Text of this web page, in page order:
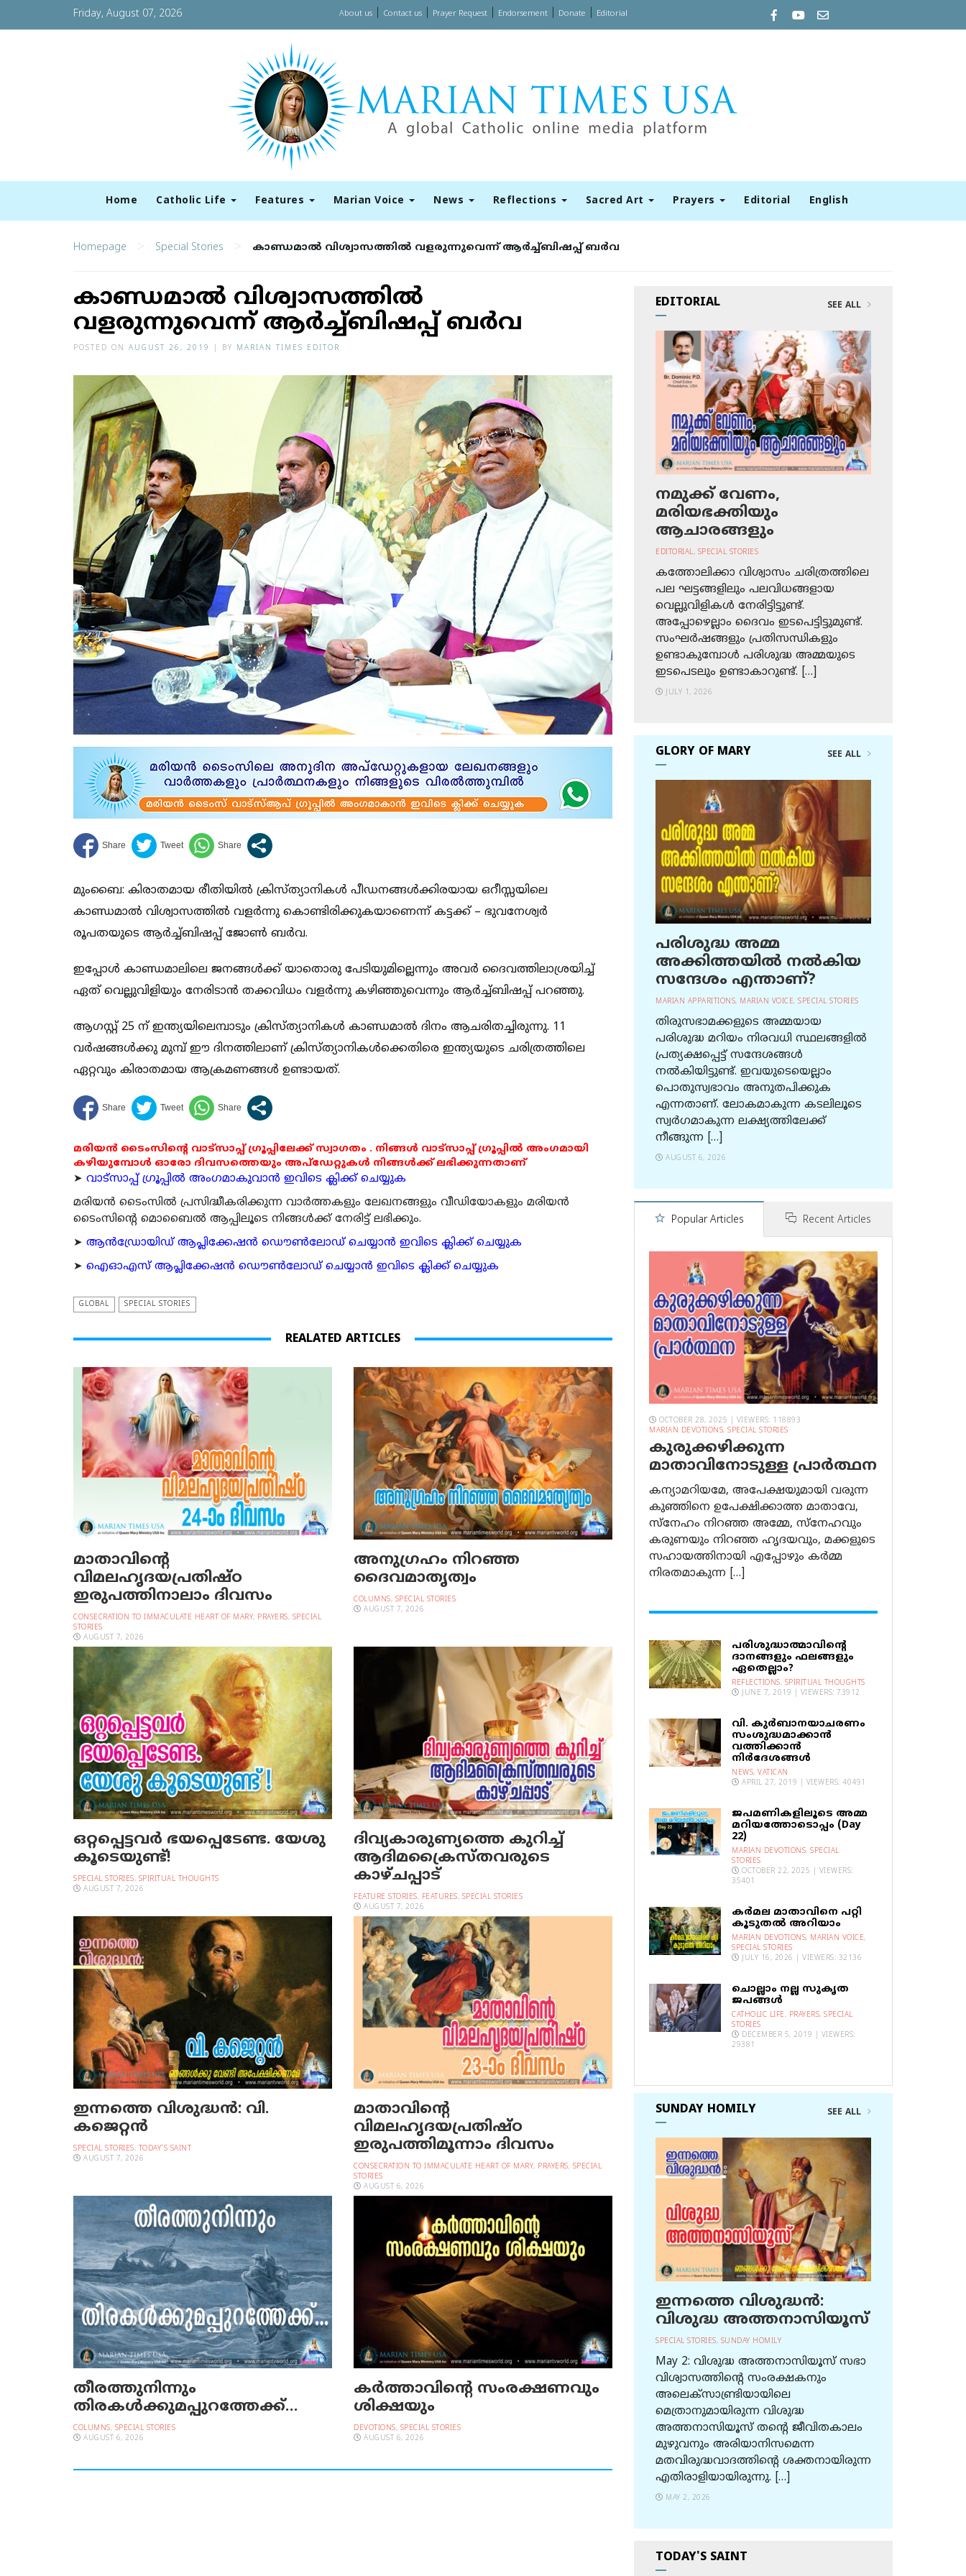
Friday, August 07, 2026 About us| Contact us| Prayer Request| Endorsement| Donate Editorial
Home Catholic Life Features Marian Voice News Reflections Sacred Art Prayers Editorial English
Homepage > Special Stories > കാണ്ഡമാല്‍ വിശ്വാസത്തില്‍ വളരുന്നുവെന്ന് ആര്‍ച്ച്ബിഷപ്പ് ബര്‍വ
കാണ്ഡമാല്‍ വിശ്വാസത്തില്‍
വളരുന്നുവെന്ന് ആര്‍ച്ച്ബിഷപ്പ് ബര്‍വ
POSTED ON AUGUST 26, 2019 BY MARIAN TIMES EDITOR
മുംബൈ: കിരാതമായ രീതിയില്‍ ക്രിസ്ത്യാനികള്‍ പീഡനങ്ങള്‍ക്കിരയായ ഒറീസ്സയിലെ
കാണ്ഡമാല്‍ വിശ്വാസത്തില്‍ വളര്‍ന്നു കൊണ്ടിരിക്കുകയാണെന്ന് കട്ടക്ക് – ഭുവനേശ്വര്‍
രൂപതയുടെ ആര്‍ച്ച്ബിഷപ്പ് ജോണ്‍ ബര്‍വ.
ഇപ്പോള്‍ കാണ്ഡമാലിലെ ജനങ്ങള്‍ക്ക് യാതൊരു പേടിയുമില്ലെന്നും അവര്‍ ദൈവത്തിലാശ്രയിച്ച്
ഏത് വെല്ലുവിളിയും നേരിടാന്‍ തക്കവിധം വളര്‍ന്നു കഴിഞ്ഞുവെന്നും ആര്‍ച്ച്ബിഷപ്പ് പറഞ്ഞു.
ആഗസ്റ്റ് 25 ന് ഇന്ത്യയിലെമ്പാടും ക്രിസ്ത്യാനികള്‍ കാണ്ഡമാല്‍ ദിനം ആചരിതച്ചിരുന്നു. 11
വര്‍ഷങ്ങള്‍ക്കു മുമ്പ് ഈ ദിനത്തിലാണ് ക്രിസ്ത്യാനികള്‍ക്കെതിരെ ഇന്ത്യയുടെ ചരിത്രത്തിലെ
ഏറ്റവും കിരാതമായ ആക്രമണങ്ങള്‍ ഉണ്ടായത്.
മരിയൻ ടൈംസിന്റെ വാട്സാപ്പ് ഗ്രൂപ്പിലേക്ക് സ്വാഗതം . നിങ്ങൾ വാട്സാപ്പ് ഗ്രൂപ്പിൽ അംഗമായി
കഴിയുമ്പോൾ ഓരോ ദിവസത്തെയും അപ്ഡേറ്റുകൾ നിങ്ങൾക്ക് ലഭിക്കുന്നതാണ്
➤ വാട്സാപ്പ് ഗ്രൂപ്പിൽ അംഗമാകുവാൻ ഇവിടെ ക്ലിക്ക് ചെയ്യുക
മരിയന്‍ ടൈംസില്‍ പ്രസിദ്ധീകരിക്കുന്ന വാര്‍ത്തകളും ലേഖനങ്ങളും വീഡിയോകളും മരിയന്‍
ടൈംസിന്റെ മൊബൈല്‍ ആപ്പിലൂടെ നിങ്ങള്‍ക്ക് നേരിട്ട് ലഭിക്കും.
➤ ആന്‍ഡ്രോയിഡ് ആപ്ലിക്കേഷന്‍ ഡൌണ്‍ലോഡ് ചെയ്യാന്‍ ഇവിടെ ക്ലിക്ക് ചെയ്യുക
➤ ഐഓഎസ് ആപ്ലിക്കേഷന്‍ ഡൌണ്‍ലോഡ് ചെയ്യാന്‍ ഇവിടെ ക്ലിക്ക് ചെയ്യുക
GLOBAL SPECIAL STORIES
REALATED ARTICLES
മാതാവിന്റെ
വിമലഹൃദയപ്രതിഷ്ഠ
ഇരുപത്തിനാലാം ദിവസം
CONSECRATION TO IMMACULATE HEART OF MARY, PRAYERS, SPECIAL
STORIES
AUGUST 7, 2026
അനുഗ്രഹം നിറഞ്ഞ
ദൈവമാതൃത്വം
COLUMNS, SPECIAL STORIES
AUGUST 7, 2026
ഒറ്റപ്പെട്ടവര്‍ ഭയപ്പെടേണ്ട. യേശു
കൂടെയുണ്ട്!
SPECIAL STORIES, SPIRITUAL THOUGHTS
AUGUST 7, 2026
ദിവ്യകാരുണ്യത്തെ കുറിച്ച്
ആദിമക്രൈസ്തവരുടെ
കാഴ്ചപ്പാട്
FEATURE STORIES, FEATURES, SPECIAL STORIES
AUGUST 7, 2026
ഇന്നത്തെ വിശുദ്ധന്‍: വി.
കജെറ്റന്‍
SPECIAL STORIES, TODAY'S SAINT
AUGUST 7, 2026
മാതാവിന്റെ
വിമലഹൃദയപ്രതിഷ്ഠ
ഇരുപത്തിമൂന്നാം ദിവസം
CONSECRATION TO IMMACULATE HEART OF MARY, PRAYERS, SPECIAL
STORIES
AUGUST 6, 2026
തീരത്തുനിന്നും
തിരകള്‍ക്കുമപ്പുറത്തേക്ക്…
COLUMNS, SPECIAL STORIES
AUGUST 6, 2026
കർത്താവിന്റെ സംരക്ഷണവും
ശിക്ഷയും
DEVOTIONS, SPECIAL STORIES
AUGUST 6, 2026
EDITORIAL SEE ALL
നമുക്ക് വേണം,
മരിയഭക്തിയും
ആചാരങ്ങളും
EDITORIAL, SPECIAL STORIES
കത്തോലിക്കാ വിശ്വാസം ചരിത്രത്തിലെ
പല ഘട്ടങ്ങളിലും പലവിധങ്ങളായ
വെല്ലുവിളികള്‍ നേരിട്ടിട്ടുണ്ട്.
അപ്പോഴെല്ലാം ദൈവം ഇടപെട്ടിട്ടുമുണ്ട്.
സംഘര്‍ഷങ്ങളും പ്രതിസന്ധികളും
ഉണ്ടാകുമ്പോള്‍ പരിശുദ്ധ അമ്മയുടെ
ഇടപെടലും ഉണ്ടാകാറുണ്ട്. […]
JULY 1, 2026
GLORY OF MARY SEE ALL
പരിശുദ്ധ അമ്മ
അക്കിത്തയില്‍ നല്‍കിയ
സന്ദേശം എന്താണ്?
MARIAN APPARITIONS, MARIAN VOICE, SPECIAL STORIES
തിരുസഭാമക്കളുടെ അമ്മയായ
പരിശുദ്ധ മറിയം നിരവധി സ്ഥലങ്ങളിൽ
പ്രത്യക്ഷപ്പെട്ട് സന്ദേശങ്ങൾ
നൽകിയിട്ടുണ്ട്. ഇവയുടെയെല്ലാം
പൊതുസ്വഭാവം അനുതപിക്കുക
എന്നതാണ്. ലോകമാകുന്ന കടലിലൂടെ
സ്വർഗമാകുന്ന ലക്ഷ്യത്തിലേക്ക്
നീങ്ങുന്ന […]
AUGUST 6, 2026
Popular Articles Recent Articles
OCTOBER 28, 2025 | VIEWERS: 118893
MARIAN DEVOTIONS, SPECIAL STORIES
കുരുക്കഴിക്കുന്ന
മാതാവിനോടുള്ള പ്രാര്‍ത്ഥന
കന്യാമറിയമേ, അപേക്ഷയുമായി വരുന്ന
കുഞ്ഞിനെ ഉപേക്ഷിക്കാത്ത മാതാവേ,
സ്നേഹം നിറഞ്ഞ അമ്മേ, സ്നേഹവും
കരുണയും നിറഞ്ഞ ഹൃദയവും, മക്കളുടെ
സഹായത്തിനായി എപ്പോഴും കർമ്മ
നിരതമാകുന്ന […]
പരിശുദ്ധാത്മാവിന്റെ
ദാനങ്ങളും ഫലങ്ങളും
ഏതെല്ലാം?
REFLECTIONS, SPIRITUAL THOUGHTS
JUNE 7, 2019 | VIEWERS: 73912
വി. കുര്‍ബാനയാചരണം
സംശുദ്ധമാക്കാന്‍
വത്തിക്കാന്‍
നിര്‍ദേശങ്ങള്‍
NEWS, VATICAN
APRIL 27, 2019 | VIEWERS: 40491
ജപമണികളിലൂടെ അമ്മ
മറിയത്തോടൊപ്പം (Day
22)
MARIAN DEVOTIONS, SPECIAL
STORIES
OCTOBER 22, 2025 | VIEWERS:
35401
കര്‍മല മാതാവിനെ പറ്റി
കൂടുതല്‍ അറിയാം
MARIAN DEVOTIONS, MARIAN VOICE,
SPECIAL STORIES
JULY 16, 2026 | VIEWERS: 32136
ചൊല്ലാം നല്ല സുകൃത
ജപങ്ങൾ
CATHOLIC LIFE, PRAYERS, SPECIAL
STORIES
DECEMBER 5, 2019 | VIEWERS:
29381
SUNDAY HOMILY SEE ALL
ഇന്നത്തെ വിശുദ്ധന്‍:
വിശുദ്ധ അത്തനാസിയൂസ്
SPECIAL STORIES, SUNDAY HOMILY
May 2: വിശുദ്ധ അത്തനാസിയൂസ് സഭാ
വിശ്വാസത്തിന്റെ സംരക്ഷകനും
അലെക്സാണ്ട്രിയായിലെ
മെത്രാനുമായിരുന്ന വിശുദ്ധ
അത്തനാസിയൂസ് തന്റെ ജീവിതകാലം
മുഴുവനും അരിയാനിസമെന്ന
മതവിരുദ്ധവാദത്തിന്റെ ശക്തനായിരുന്ന
എതിരാളിയായിരുന്നു. […]
MAY 2, 2026
TODAY'S SAINT